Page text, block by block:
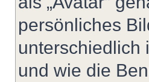
persönliches
unterschiedlich
und wie die